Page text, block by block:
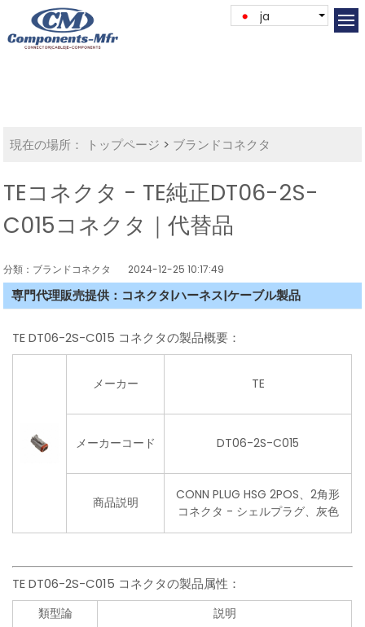
ja
現在の場所： トップページ > ブランドコネクタ
TEコネクタ - TE純正DT06-2S-
C015コネクタ｜代替品
分類：ブランドコネクタ 2024-12-25 10:17:49
専門代理販売提供：コネクタ|ハーネス|ケーブル製品
TE DT06-2S-C015 コネクタの製品概要：
メーカー TE
メーカーコード DT06-2S-C015
商品説明
CONN PLUG HSG 2POS、2角形
コネクタ - シェルプラグ、灰色
TE DT06-2S-C015 コネクタの製品属性：
類型論 説明